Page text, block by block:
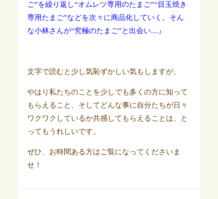
ご”を繰り返し“オムレツ専用のたまご”“目玉焼き
専用たまご”などを次々に商品化していく。そん
な小林さんが“究極のたまご”と出会い…』
文字で読むと少し気恥ずかしい気もしますが、
やはり私たちのことを少しでも多くの方に知って
もらえること、そしてどんな事に自分たちが日々
ワクワクしているか共感してもらえることは、と
ってもうれしいです。
ぜひ、お時間ある方はご覧になってくださいま
せ！